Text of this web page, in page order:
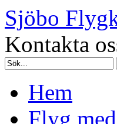
Sjöbo
Kontakta
Search
for:
Hem
Flyg